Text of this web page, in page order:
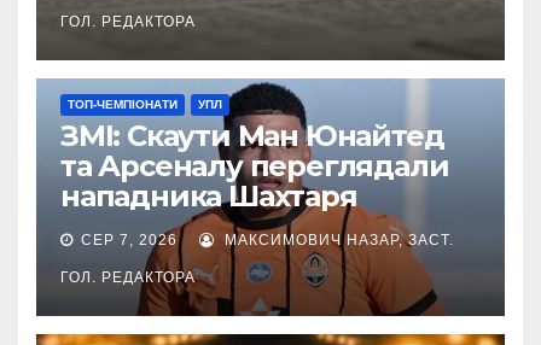
ГОЛ. РЕДАКТОРА
ТОП-ЧЕМПІОНАТИ УПЛ
ЗМІ: Скаути Ман Юнайтед
та Арсеналу переглядали
нападника Шахтаря
СЕР 7, 2026 МАКСИМОВИЧ НАЗАР, ЗАСТ.
ГОЛ. РЕДАКТОРА